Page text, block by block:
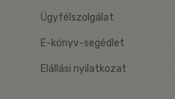
Ügyfélszolgálat
E-könyv-segédlet
Elállási nyilatkozat